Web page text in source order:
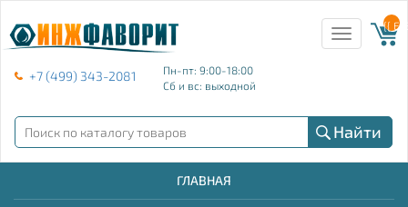
+7 (499) 343-2081
Пн-пт: 9:00-18:00
Сб и вс: выходной
Toggle
navigation
{{
Найти
ГЛАВНАЯ